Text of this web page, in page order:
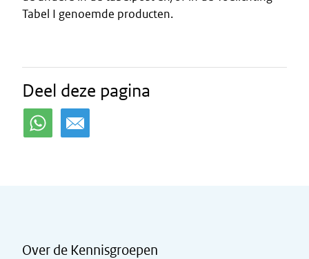
Tabel I genoemde producten.
Deel deze pagina
Over de Kennisgroepen